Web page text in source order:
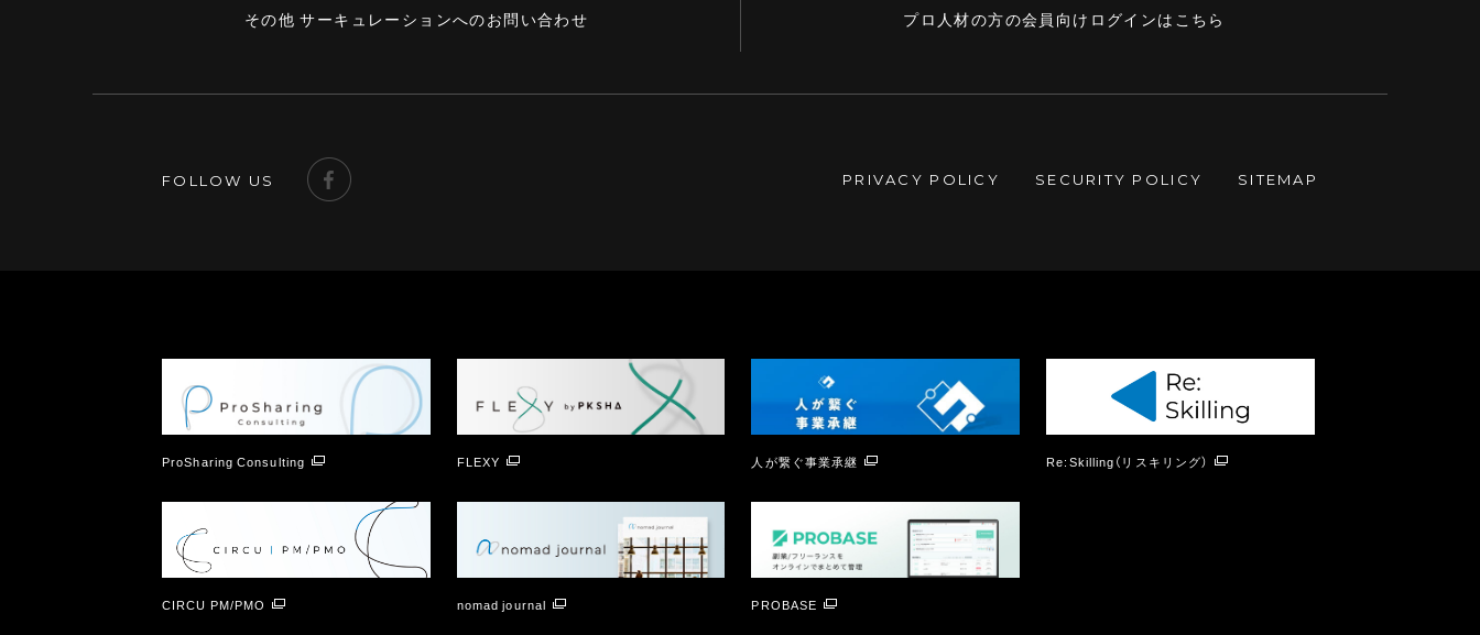
その他 サーキュレーションへのお問い合わせ プロ人材の方の会員向けログインはこちら
FOLLOW US PRIVACY POLICY SECURITY POLICY SITEMAP
ProSharing Consulting FLEXY 人が繋ぐ事業承継 Re:Skilling（リスキリング）
CIRCU PM/PMO nomad journal PROBASE